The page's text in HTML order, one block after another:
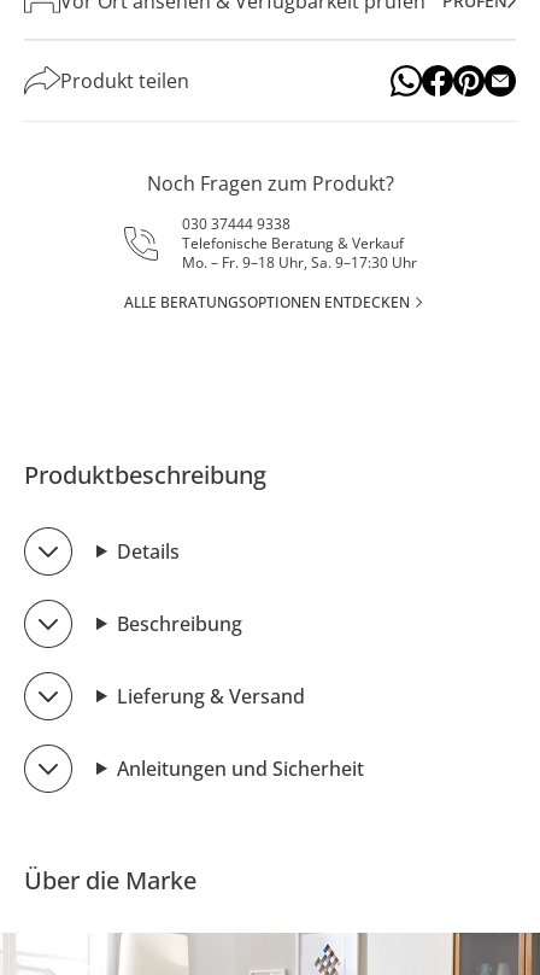
Produkt teilen
Noch Fragen zum Produkt?
030 37444 9338
Telefonische Beratung & Verkauf
Mo. – Fr. 9–18 Uhr, Sa. 9–17:30 Uhr
ALLE BERATUNGSOPTIONEN ENTDECKEN
Produktbeschreibung
Details
Beschreibung
Lieferung & Versand
Anleitungen und Sicherheit
Über die Marke